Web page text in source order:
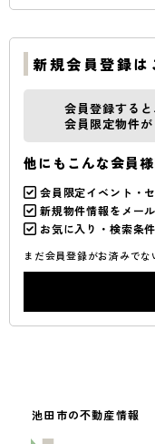
新規会員登録は
会員登録する
会員限定物件が
他にもこんな会員
会員限定イベント・
新規物件情報をメー
お気に入り・検索条
まだ会員登録がお済みでな
池田市の不動産情報